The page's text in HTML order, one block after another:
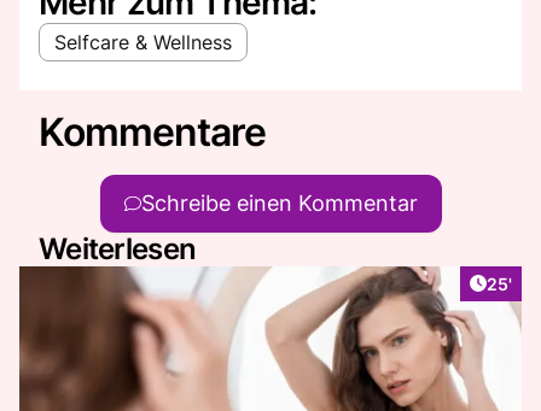
Selfcare & Wellness
Kommentare
Schreibe einen Kommentar
Weiterlesen
25'